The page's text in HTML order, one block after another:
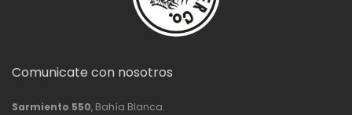
Comunicate con nosotros
Sarmiento 550, Bahía Blanca.